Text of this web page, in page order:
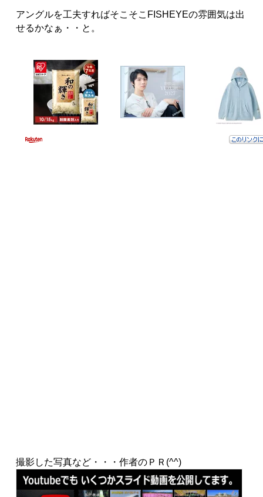
アングルを工夫すればそこそこFISHEYEの雰囲気は出
せるかなぁ・・と。
撮影した写真など・・・作者のＰＲ(^^)